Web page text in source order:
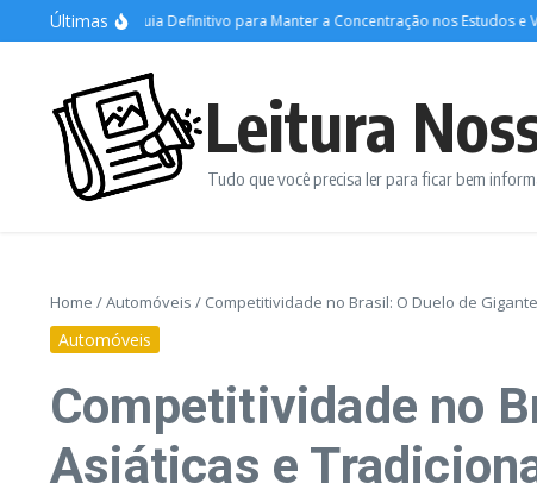
Ir para o conteúdo
Últimas
Inabalável: O Guia Definitivo para Manter a Concentração nos Estudos e
Leitura
Tudo que você precisa ler para ficar bem
Home /Automóveis / Competitividade no Brasil: O Duelo de
Automóveis
Competitividade no
Asiáticas e